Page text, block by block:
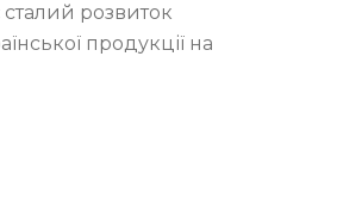
розвиток
продукції на